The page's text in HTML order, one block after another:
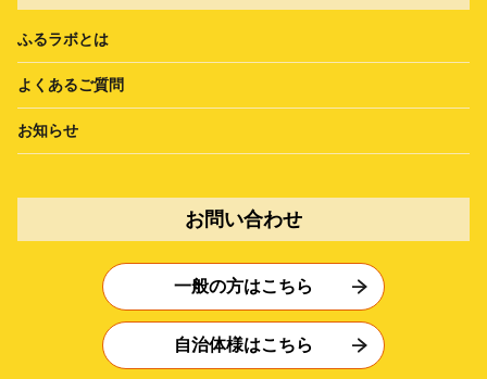
ふるラボとは
よくあるご質問
お知らせ
お問い合わせ
一般の方はこちら
自治体様はこちら